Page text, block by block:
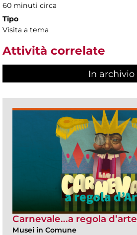
60 minuti circa
Tipo
Visita a tema
Attività correlate
In archivio
Carnevale...a regola d’arte
Musei in Comune